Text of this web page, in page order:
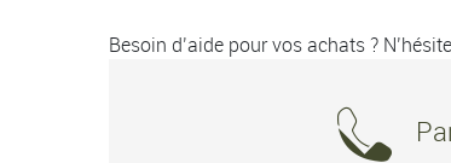
Besoin d’aide pour vos achats ?